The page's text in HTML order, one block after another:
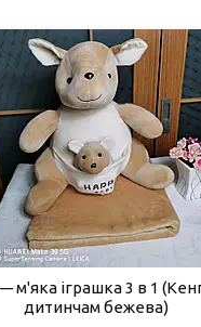
м'яка іграшка 3 в 1
дитинчам бежева)